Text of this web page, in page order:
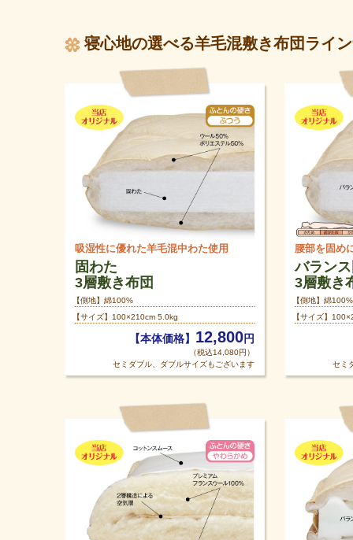
寝心地の選べる羊毛混敷き布団ライ
吸湿性に優れた羊毛混中わた使用
固わた
3層敷き布団
【側地】綿100%
【サイズ】100×210cm 5.0kg
【本体価格】 12,800円
（税込14,080円）
セミダブル、ダブルサイズもございます
腰部を固め
バラン
3層敷き
【側地】綿100%
【サイズ】
セミ